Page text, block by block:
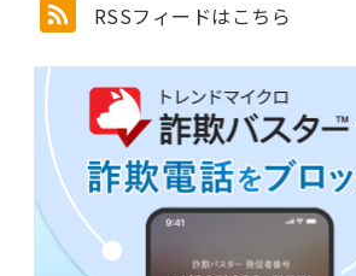
RSSフィードはこちら